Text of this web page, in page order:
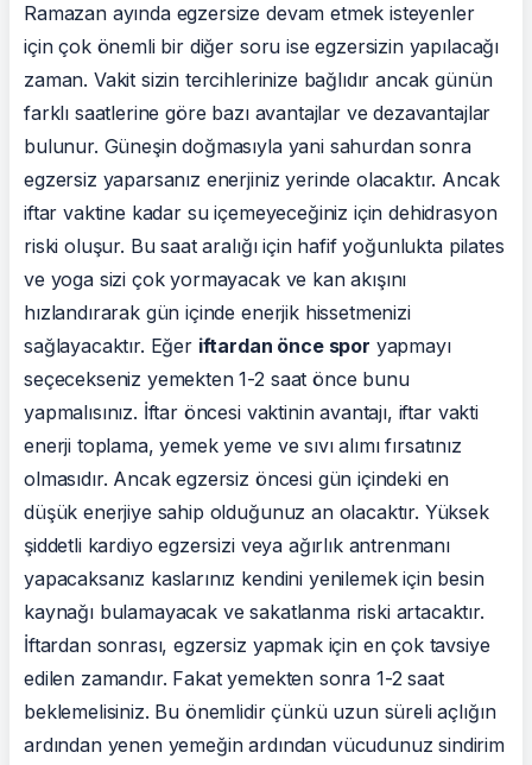
Ramazan ayında egzersize devam etmek isteyenler
için çok önemli bir diğer soru ise egzersizin yapılacağı
zaman. Vakit sizin tercihlerinize bağlıdır ancak günün
farklı saatlerine göre bazı avantajlar ve dezavantajlar
bulunur. Güneşin doğmasıyla yani sahurdan sonra
egzersiz yaparsanız enerjiniz yerinde olacaktır. Ancak
iftar vaktine kadar su içemeyeceğiniz için dehidrasyon
riski oluşur. Bu saat aralığı için hafif yoğunlukta pilates
ve yoga sizi çok yormayacak ve kan akışını
hızlandırarak gün içinde enerjik hissetmenizi
sağlayacaktır. Eğer iftardan önce spor yapmayı
seçecekseniz yemekten 1-2 saat önce bunu
yapmalısınız. İftar öncesi vaktinin avantajı, iftar vakti
enerji toplama, yemek yeme ve sıvı alımı fırsatınız
olmasıdır. Ancak egzersiz öncesi gün içindeki en
düşük enerjiye sahip olduğunuz an olacaktır. Yüksek
şiddetli kardiyo egzersizi veya ağırlık antrenmanı
yapacaksanız kaslarınız kendini yenilemek için besin
kaynağı bulamayacak ve sakatlanma riski artacaktır.
İftardan sonrası, egzersiz yapmak için en çok tavsiye
edilen zamandır. Fakat yemekten sonra 1-2 saat
beklemelisiniz. Bu önemlidir çünkü uzun süreli açlığın
ardından yenen yemeğin ardından vücudunuz sindirim